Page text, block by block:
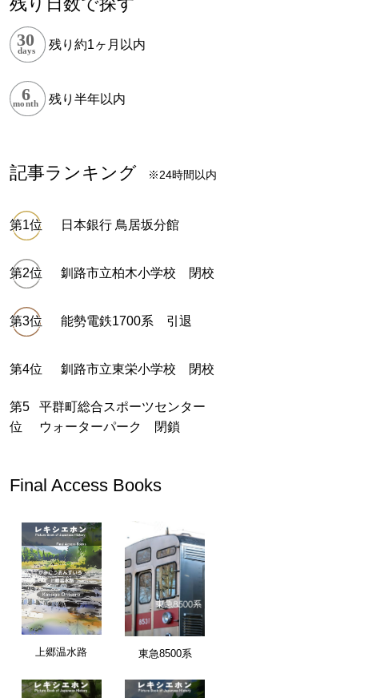
愛知県
残り約1ヶ月以内
残り半年以内
記事ランキング ※24時間以内
日本銀行 鳥居坂分館
釧路市立柏木小学校 閉校
能勢電鉄1700系 引退
釧路市立東栄小学校 閉校
平群町総合スポーツセンター
ウォーターパーク 閉鎖
Final Access Books
上郷温水路 東急8500系